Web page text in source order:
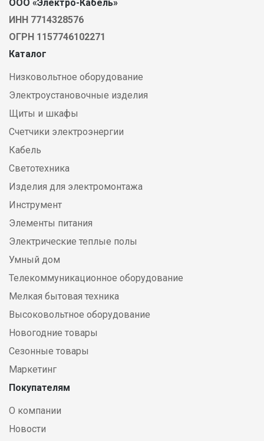
ООО «Электро-Кабель»
ИНН 7714328576
ОГРН 1157746102271
Каталог
Низковольтное оборудование
Электроустановочные изделия
Щиты и шкафы
Счетчики электроэнергии
Кабель
Светотехника
Изделия для электромонтажа
Инструмент
Элементы питания
Электрические теплые полы
Умный дом
Телекоммуникационное оборудование
Мелкая бытовая техника
Высоковольтное оборудование
Новогодние товары
Сезонные товары
Маркетинг
Покупателям
О компании
Новости